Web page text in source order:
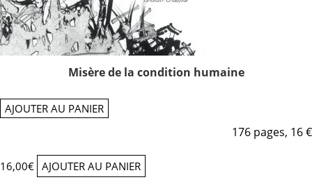
Misère de la condition humaine
AJOUTER AU PANIER
176 pages, 16 €
16,00€ AJOUTER AU PANIER